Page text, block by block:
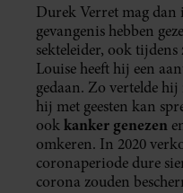
Durek Verret mag dan
gevangenis hebben
sekteleider, ook
Louise heeft hij een
gedaan. Zo vertelde
hij met geesten kan
ookkanker genezen
omkeren. In 2020
coronaperiode dure
corona zouden